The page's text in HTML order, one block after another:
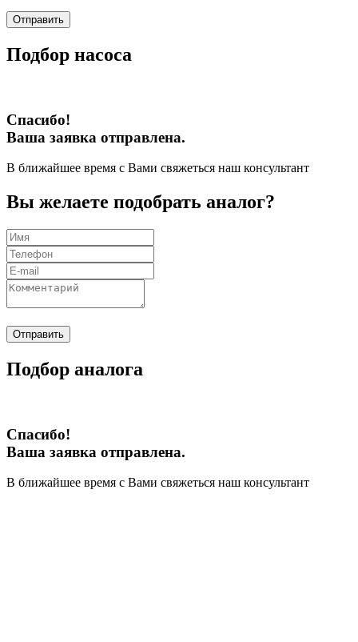
Отправить
Подбор насоса
Спасибо!
Ваша заявка отправлена.
В ближайшее время с Вами свяжеться наш консультант
Вы желаете подобрать аналог?
Отправить
Подбор аналога
Спасибо!
Ваша заявка отправлена.
В ближайшее время с Вами свяжеться наш консультант